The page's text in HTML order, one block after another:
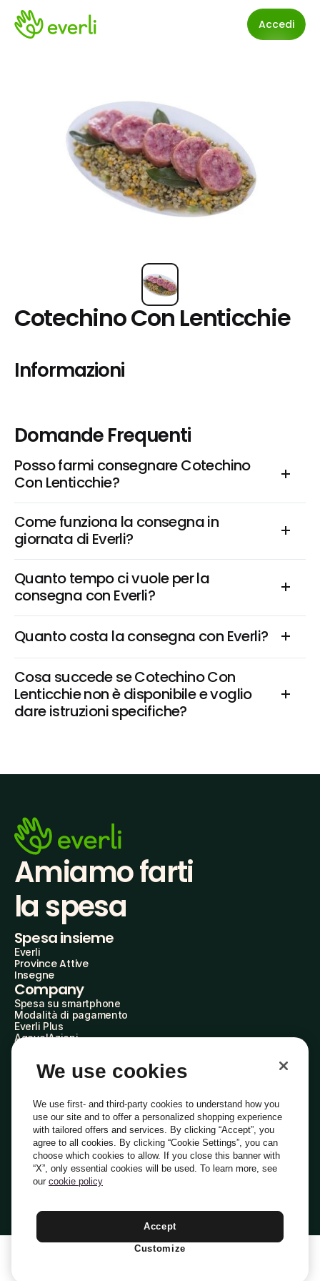
Accedi
Cotechino Con Lenticchie
Informazioni
Domande Frequenti
Posso farmi consegnare Cotechino
Con Lenticchie?
Come funziona la consegna in
giornata di Everli?
Quanto tempo ci vuole per la
consegna con Everli?
Quanto costa la consegna con Everli?
Cosa succede se Cotechino Con
Lenticchie non è disponibile e voglio
dare istruzioni specifiche?
Amiamo farti
la spesa
Spesa insieme
Everli
Province Attive
Insegne
Company
Spesa su smartphone
Modalità di pagamento
Everli Plus
AgevolAzioni
Everli Shoppers
Scopri chi siamo
Domande frequenti
Lavora con noi
Diventa Shopper
Investitori
PrivacyCookiePreferenze Cookie
Termini e Condizioni
Italiano
We use cookies
We use first- and third-party cookies to understand how you
use our site and to offer a personalized shopping experience
with tailored offers and services. By clicking “Accept”, you
agree to all cookies. By clicking “Cookie Settings”, you can
choose which cookies to allow. If you close this banner with
“X”, only essential cookies will be used. To learn more, see
our cookie policy
Accept
Customize